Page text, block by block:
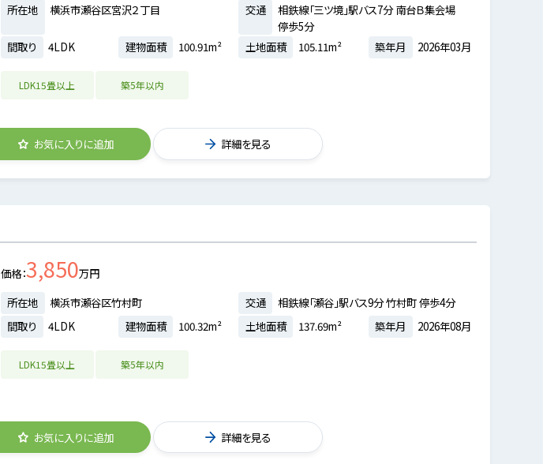
所在地
横浜市瀬谷区宮沢２丁目 交通
相鉄線「三ツ境」駅バス7分 南台Ｂ集会場
停歩5分
間取り
4LDK 建物面積 100.91m² 土地面積 105.11m² 築年月 2026年03月
LDK15畳以上 築5年以内
お気に入りに追加 詳細を見る
価格 3,850万円
所在地
横浜市瀬谷区竹村町 交通
相鉄線「瀬谷」駅バス9分 竹村町 停歩4分
間取り
4LDK 建物面積 100.32m² 土地面積 137.69m² 築年月 2026年08月
LDK15畳以上 築5年以内
お気に入りに追加 詳細を見る